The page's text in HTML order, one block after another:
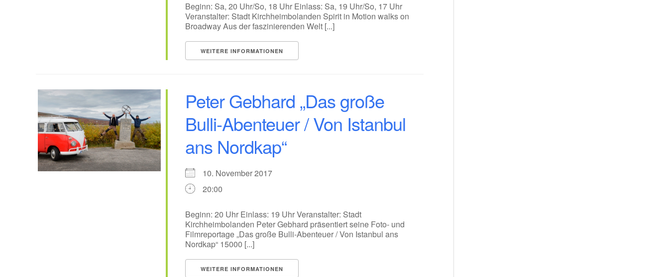
Beginn: Sa, 20 Uhr/So, 18 Uhr Einlass: Sa, 19 Uhr/So, 17 Uhr
Veranstalter: Stadt Kirchheimbolanden Spirit in Motion walks on
Broadway Aus der faszinierenden Welt [...]
WEITERE INFORMATIONEN
Peter Gebhard „Das große
Bulli-Abenteuer / Von Istanbul
ans Nordkap“
10. November 2017
20:00
Beginn: 20 Uhr Einlass: 19 Uhr Veranstalter: Stadt
Kirchheimbolanden Peter Gebhard präsentiert seine Foto- und
Filmreportage „Das große Bulli-Abenteuer / Von Istanbul ans
Nordkap“ 15000 [...]
WEITERE INFORMATIONEN